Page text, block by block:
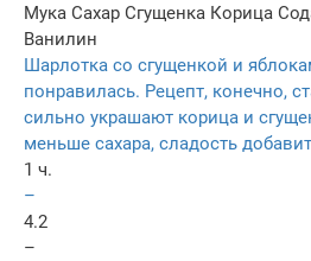
Мука Сахар Сгущенка Корица
Ванилин
Шарлотка со сгущенкой и
понравилась. Рецепт, конечно,
сильно украшают корица и
меньше сахара, сладость
1 ч.
–
4.2
–